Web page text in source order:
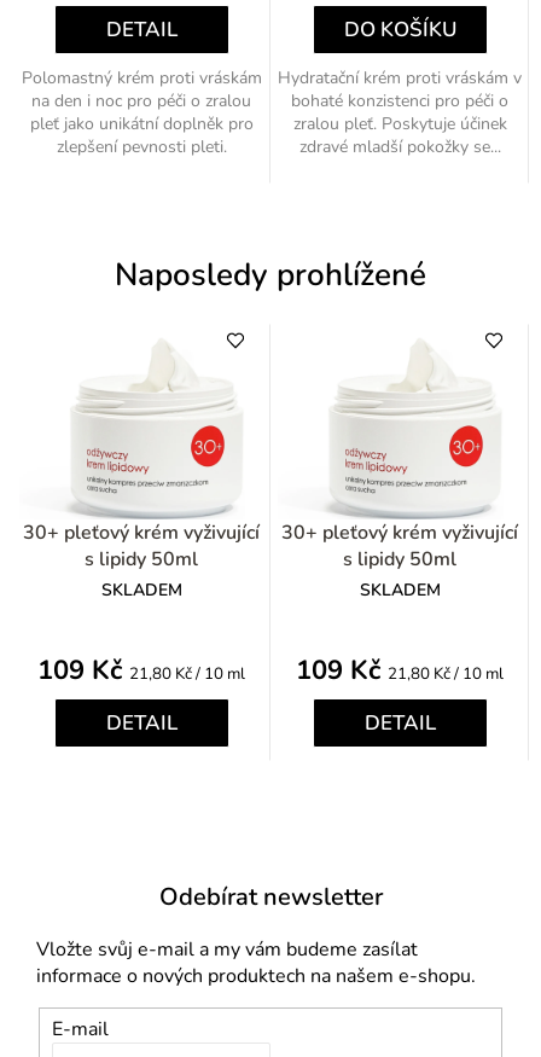
DETAIL
Polomastný krém proti vráskám
na den i noc pro péči o zralou
pleť jako unikátní doplněk pro
zlepšení pevnosti pleti.
DO KOŠÍKU
Hydratační krém proti vráskám v
bohaté konzistenci pro péči o
zralou pleť. Poskytuje účinek
zdravé mladší pokožky se...
Naposledy prohlížené
30+ pleťový krém vyživující
s lipidy 50ml
SKLADEM
109 Kč Měrná
cena:
21,80 Kč / 10 ml
DETAIL
30+ pleťový krém vyživující
s lipidy 50ml
SKLADEM
109 Kč Měrná
cena:
21,80 Kč / 10 ml
DETAIL
Odebírat newsletter
Vložte svůj e-mail a my vám budeme zasílat
informace o nových produktech na našem e-shopu.
E-mail